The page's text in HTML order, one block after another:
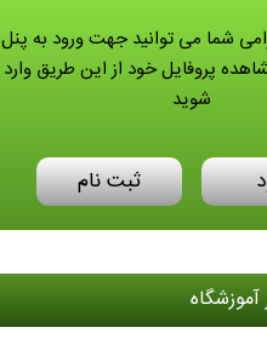
شما می توانید جهت ورود به پنل
پروفایل خود از این طریق وارد
شوید
ثبت نام